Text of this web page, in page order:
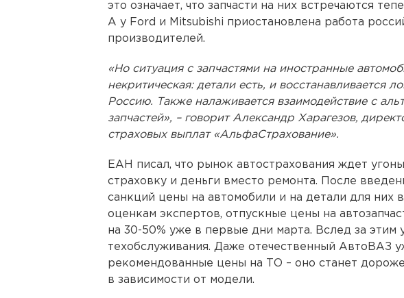
это означает, что запчасти на них встречаются
А у Ford и Mitsubishi приостановлена работа
производителей.
«Но ситуация с запчастями на иностранные
некритическая: детали есть, и восстанавливается
Россию. Также налаживается взаимодействие с
запчастей», – говорит Александр Харагезов,
страховых выплат «АльфаСтрахование».
ЕАН писал, что рынок автострахования ждет
страховку и деньги вместо ремонта. После
санкций цены на автомобили и на детали для них
оценкам экспертов, отпускные цены на
на 30-50% уже в первые дни марта. Вслед за этим
техобслуживания. Даже отечественный АвтоВАЗ
рекомендованные цены на ТО – оно станет
в зависимости от модели.